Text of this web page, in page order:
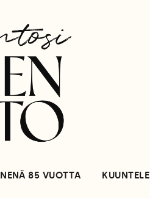
85 VUOTTA KUUNTELE